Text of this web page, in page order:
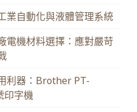
業自動化與液體管理系統
電機材料選擇：應對嚴苛
利器：Brother PT-
印字機